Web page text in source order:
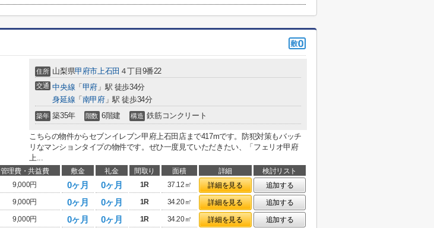
住所 山梨県甲府市上石田 ４丁目9番22
交通 中央線 「 甲府 」駅 徒歩34分
身延線 「 南甲府」駅 徒歩34分
築年 築35年 階数 6階建 構造 鉄筋コンクリート
こちらの物件からセブンイレブン甲府上石田店まで417mです。防犯対策もバッチ
リなマンションタイプの物件です。ぜひ一度見ていただきたい、「フェリオ甲府
上...
管理費・共益費 敷金 礼金 間取り 面積 詳細
検討リスト
9,000円 0ヶ月 0ヶ月 1R 37.12㎡ 詳細を見る
追加する
9,000円 0ヶ月 0ヶ月 1R 34.20㎡ 詳細を見る
追加する
9,000円 0ヶ月 0ヶ月 1R 34.20㎡ 詳細を見る
追加する